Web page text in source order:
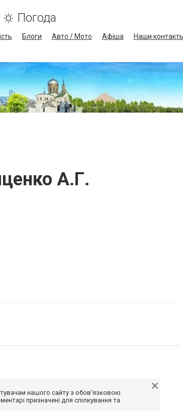
Погода
Блоги Авто / Мото Афіша Наши
А.Г.
нашого сайту з обов'язковою
призначені для спілкування та